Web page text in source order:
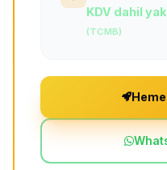
KDV dahil
(TCMB)